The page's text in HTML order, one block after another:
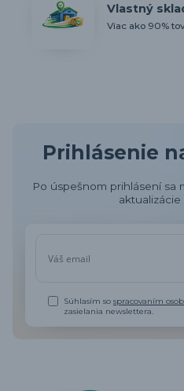
Vlastný
Viac ako 90%
Prihlásenie
Po úspešnom prihlásení sa
Súhlasím sospracovaním
zasielania newslettera.